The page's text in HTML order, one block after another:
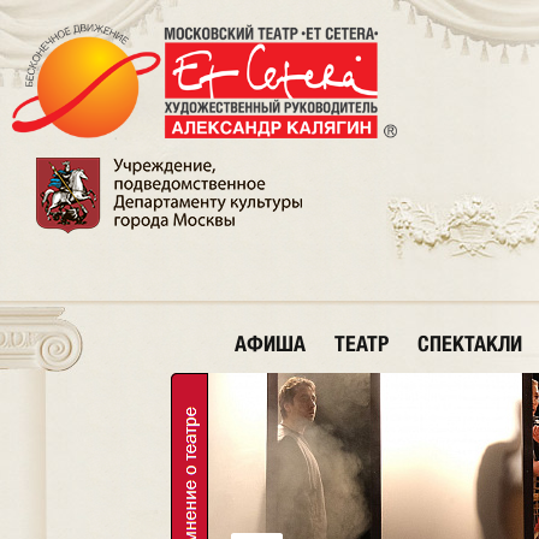
АФИША ТЕАТР СПЕКТАКЛИ